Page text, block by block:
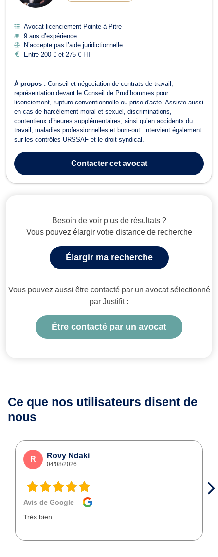
Avocat licenciement Pointe-à-Pitre
9 ans d’expérience
N’accepte pas l’aide juridictionnelle
Entre 200 € et 275 € HT
À propos : Conseil et négociation de contrats de travail,
représentation devant le Conseil de Prud’hommes pour
licenciement, rupture conventionnelle ou prise d'acte. Assiste aussi
en cas de harcèlement moral et sexuel, discriminations,
contentieux d’heures supplémentaires, ainsi qu’en accidents du
travail, maladies professionnelles et burn-out. Intervient également
sur les contrôles URSSAF et le droit syndical.
Contactercet avocat
Besoin de voir plus de résultats ?
Vous pouvez élargir votre distance de recherche
Élargir ma recherche
Vous pouvez aussi être contacté par un avocat sélectionné
par Justifit :
Être contacté par un avocat
Ce que nos utilisateurs disent de
nous
R Rovy Ndaki
04/08/2026
Avis de Google
Très bien